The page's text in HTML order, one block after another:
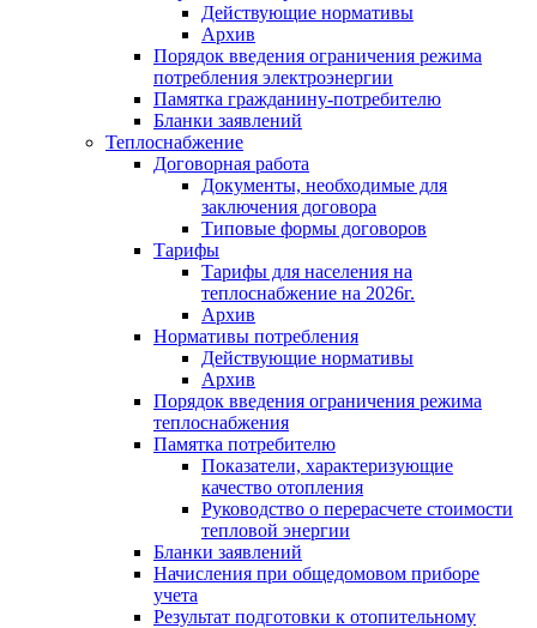
Действующие нормативы
Архив
Порядок введения ограничения режима
потребления электроэнергии
Памятка гражданину-потребителю
Бланки заявлений
Теплоснабжение
Договорная работа
Документы, необходимые для
заключения договора
Типовые формы договоров
Тарифы
Тарифы для населения на
теплоснабжение на 2026г.
Архив
Нормативы потребления
Действующие нормативы
Архив
Порядок введения ограничения режима
теплоснабжения
Памятка потребителю
Показатели, характеризующие
качество отопления
Руководство о перерасчете стоимости
тепловой энергии
Бланки заявлений
Начисления при общедомовом приборе
учета
Результат подготовки к отопительному